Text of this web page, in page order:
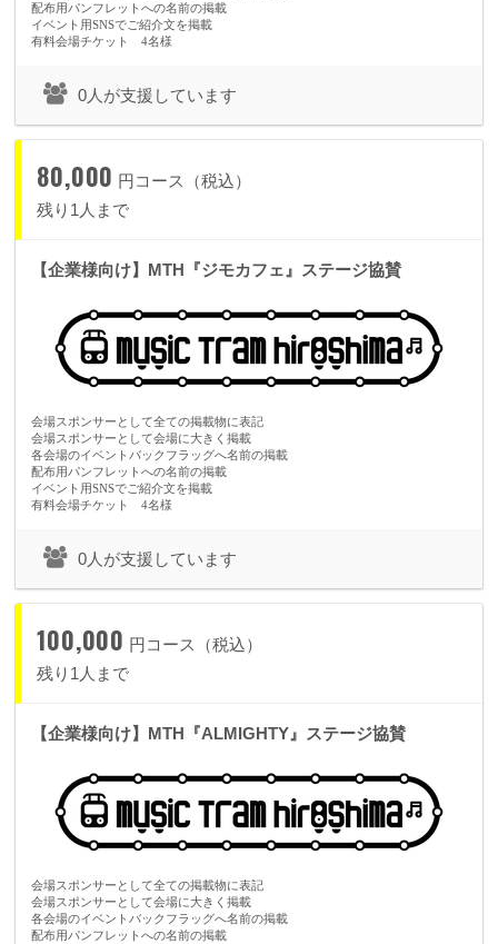
配布用パンフレットへの名前の掲載
イベント用SNSでご紹介文を掲載
有料会場チケット 4名様
0人が支援しています
80,000 円コース（税込）
残り1人まで
【企業様向け】MTH『ジモカフェ』ステージ協賛
会場スポンサーとして全ての掲載物に表記
会場スポンサーとして会場に大きく掲載
各会場のイベントバックフラッグへ名前の掲載
配布用パンフレットへの名前の掲載
イベント用SNSでご紹介文を掲載
有料会場チケット 4名様
0人が支援しています
100,000 円コース（税込）
残り1人まで
【企業様向け】MTH『ALMIGHTY』ステージ協賛
会場スポンサーとして全ての掲載物に表記
会場スポンサーとして会場に大きく掲載
各会場のイベントバックフラッグへ名前の掲載
配布用パンフレットへの名前の掲載